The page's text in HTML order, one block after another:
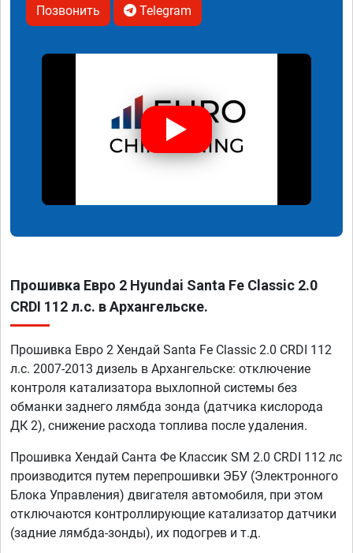
Позвонить Telegram
Прошивка Евро 2 Hyundai Santa Fe Classic 2.0
CRDI 112 л.с. в Архангельске.
Прошивка Евро 2 Хендай Santa Fe Classic 2.0 CRDI 112
л.с. 2007-2013 дизель в Архангельске: отключение
контроля катализатора выхлопной системы без
обманки заднего лямбда зонда (датчика кислорода
ДК 2), снижение расхода топлива после удаления.
Прошивка Хендай Санта Фе Классик SM 2.0 CRDI 112 лс
производится путем перепрошивки ЭБУ (Электронного
Блока Управления) двигателя автомобиля, при этом
отключаются контроллирующие катализатор датчики
(задние лямбда-зонды), их подогрев и т.д.